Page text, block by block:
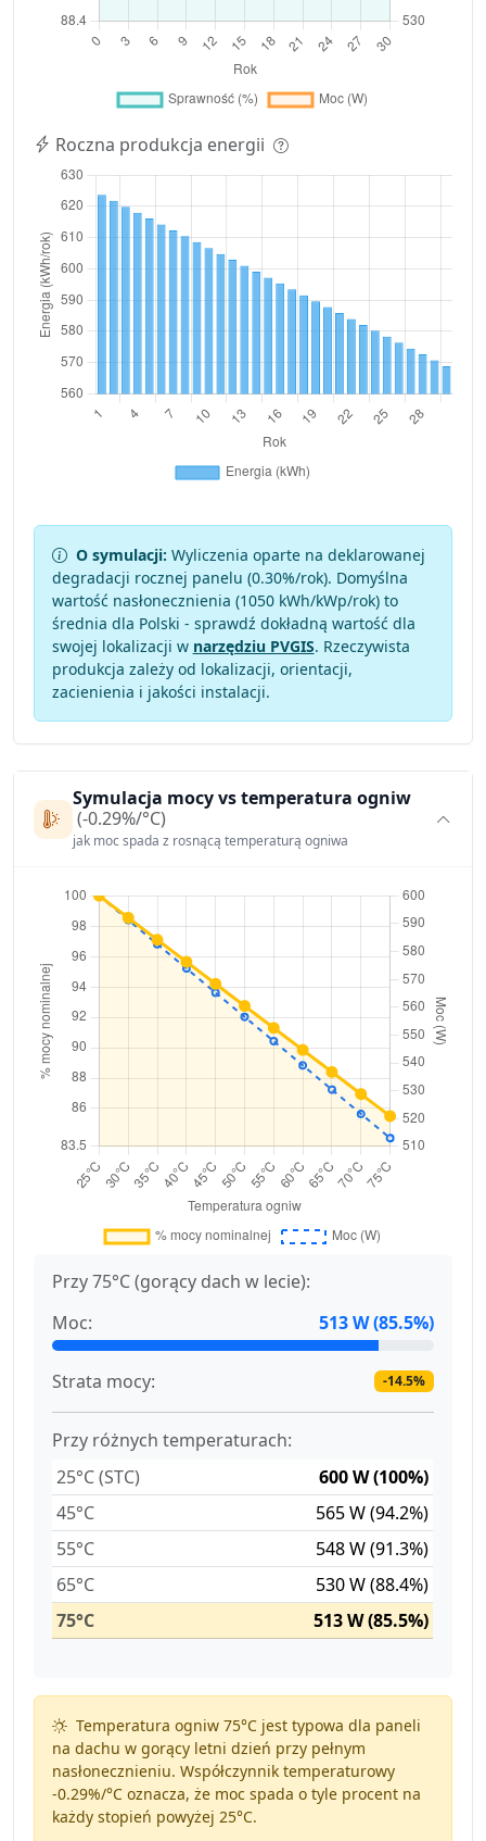
Roczna produkcja energii
O symulacji: Wyliczenia oparte na deklarowanej
degradacji rocznej panelu (0.30%/rok). Domyślna
wartość nasłonecznienia (1050 kWh/kWp/rok) to
średnia dla Polski - sprawdź dokładną wartość dla
swojej lokalizacji w narzędziu PVGIS. Rzeczywista
produkcja zależy od lokalizacji, orientacji,
zacienienia i jakości instalacji.
Symulacja mocy vs temperatura ogniw
(-0.29%/°C)
jak moc spada z rosnącą temperaturą ogniwa
Przy 75°C (gorący dach w lecie):
Moc:
513 W (85.5%)
Strata mocy: -14.5%
Przy różnych temperaturach:
25°C (STC)
600 W (100%)
45°C
565 W (94.2%)
55°C
548 W (91.3%)
65°C
530 W (88.4%)
75°C
513 W (85.5%)
Temperatura ogniw 75°C jest typowa dla paneli
na dachu w gorący letni dzień przy pełnym
nasłonecznieniu. Współczynnik temperaturowy
-0.29%/°Coznacza, że moc spada o tyle procent na
każdy stopień powyżej 25°C.